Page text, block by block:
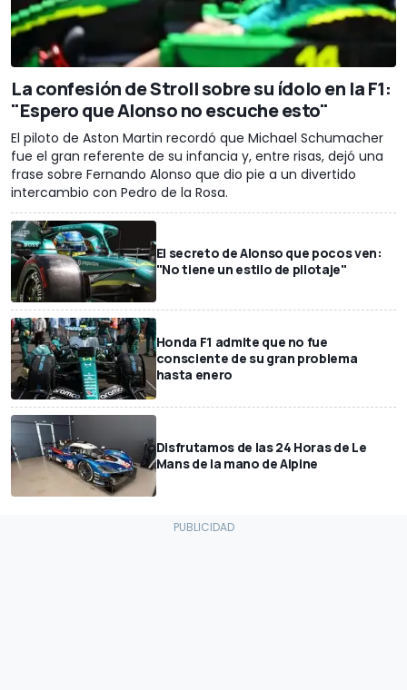
La confesión de Stroll sobre su ídolo en la F1:
"Espero que Alonso no escuche esto"
El piloto de Aston Martin recordó que Michael Schumacher
fue el gran referente de su infancia y, entre risas, dejó una
frase sobre Fernando Alonso que dio pie a un divertido
intercambio con Pedro de la Rosa.
El secreto de Alonso que pocos ven:
"No tiene un estilo de pilotaje"
Honda F1 admite que no fue
consciente de su gran problema
hasta enero
Disfrutamos de las 24 Horas de Le
Mans de la mano de Alpine